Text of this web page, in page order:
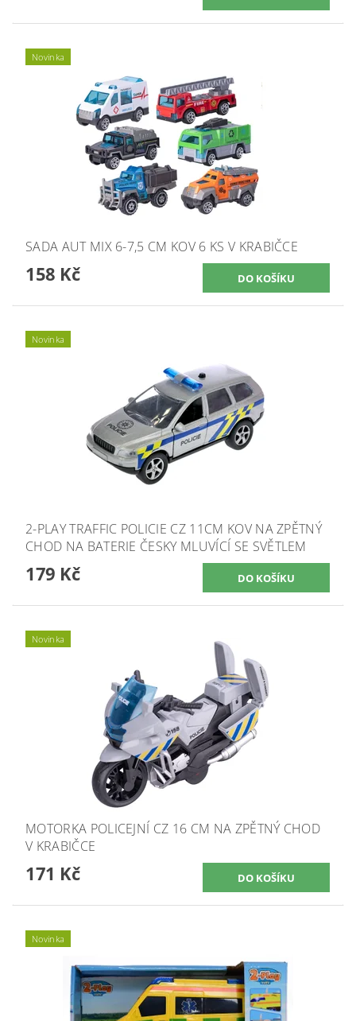
Novinka
SADA AUT MIX 6-7,5 CM KOV 6 KS V KRABIČCE
158 Kč
Novinka
2-PLAY TRAFFIC POLICIE CZ 11CM KOV NA ZPĚTNÝ
CHOD NA BATERIE ČESKY MLUVÍCÍ SE SVĚTLEM
179 Kč
Novinka
MOTORKA POLICEJNÍ CZ 16 CM NA ZPĚTNÝ CHOD
V KRABIČCE
171 Kč
Novinka